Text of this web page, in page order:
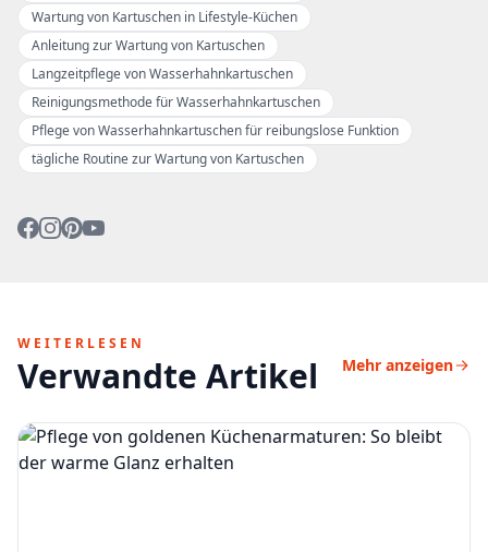
Wartung von Kartuschen in Lifestyle-Küchen
Anleitung zur Wartung von Kartuschen
Langzeitpflege von Wasserhahnkartuschen
Reinigungsmethode für Wasserhahnkartuschen
Pflege von Wasserhahnkartuschen für reibungslose Funktion
tägliche Routine zur Wartung von Kartuschen
WEITERLESEN
Verwandte Artikel Mehr anzeigen